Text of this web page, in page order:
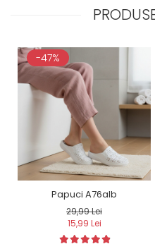
-47%
Papuci A76alb
29,99 Lei
15,99 Lei